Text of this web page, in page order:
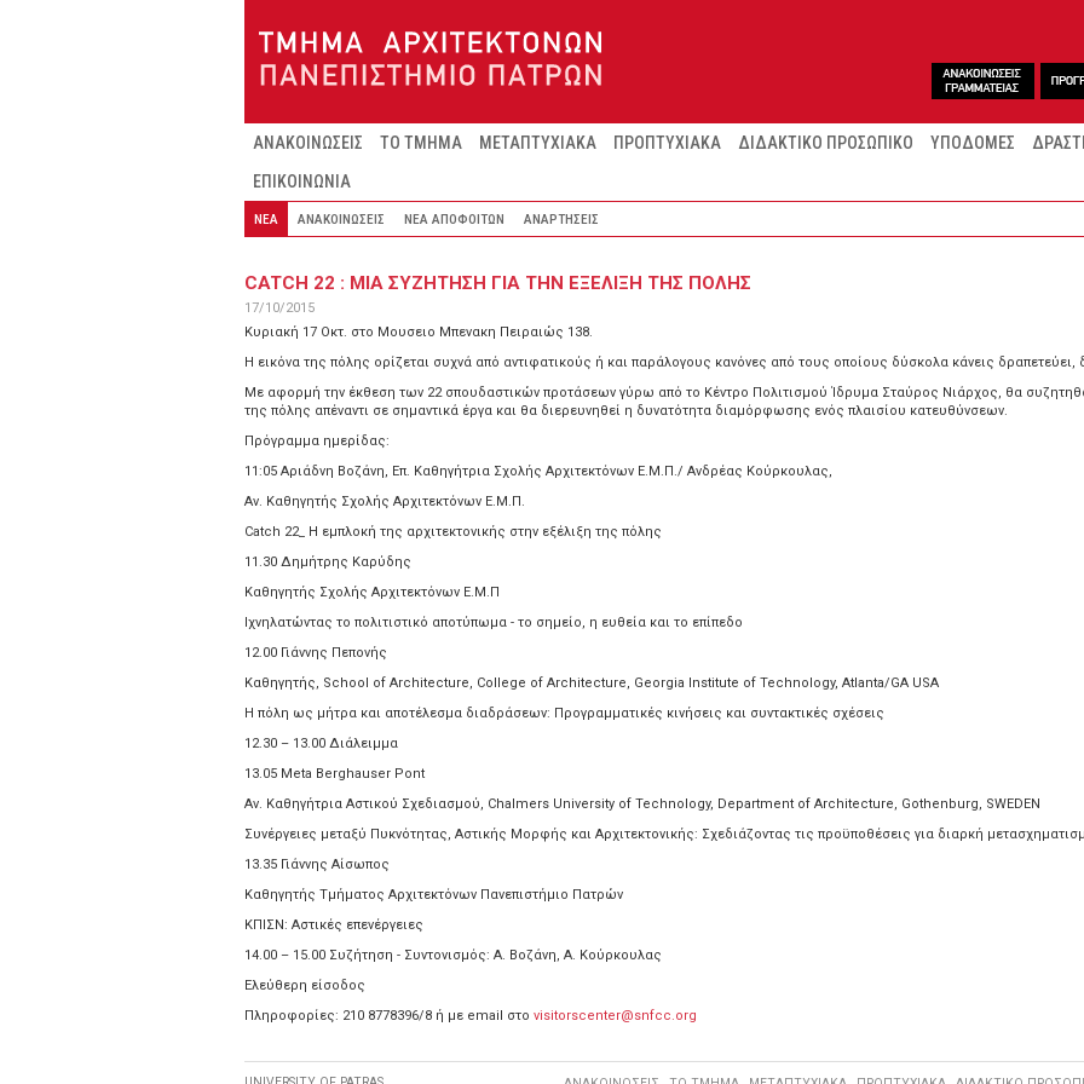
ΑΝΑΚΟΙΝΩΣΕΙΣ ΤΟ ΤΜΗΜΑ ΜΕΤΑΠΤΥΧΙΑΚΑ ΠΡΟΠΤΥΧΙΑΚΑ ΔΙΔΑΚΤΙΚΟ ΠΡΟΣΩΠΙΚΟ ΥΠΟΔΟΜΕΣ
ΕΠΙΚΟΙΝΩΝΙΑ
ΝΕΑ ΑΝΑΚΟΙΝΩΣΕΙΣ ΝΕΑ ΑΠΟΦΟΙΤΩΝ ΑΝΑΡΤΗΣΕΙΣ
CATCH 22 : ΜΙΑ ΣΥΖΗΤΗΣΗ ΓΙΑ ΤΗΝ ΕΞΕΛΙΞΗ ΤΗΣ ΠΟΛΗΣ
17/10/2015
Κυριακή 17 Οκτ. στο Μουσειο Μπενακη Πειραιώς 138.
Η εικόνα της πόλης ορίζεται συχνά από αντιφατικούς ή και παράλογους κανόνες από τους οποίους δύσκολα κάνεις
Με αφορμή την έκθεση των 22 σπουδαστικών προτάσεων γύρω από το Κέντρο Πολιτισμού Ίδρυμα Σταύρος Νιάρχος, θα
της πόλης απέναντι σε σημαντικά έργα και θα διερευνηθεί η δυνατότητα διαμόρφωσης ενός πλαισίου κατευθύνσεων.
Πρόγραμμα ημερίδας:
11:05 Αριάδνη Βοζάνη, Επ. Καθηγήτρια Σχολής Αρχιτεκτόνων Ε.Μ.Π./ Ανδρέας Κούρκουλας,
Αν. Καθηγητής Σχολής Αρχιτεκτόνων Ε.Μ.Π.
Catch 22_ Η εμπλοκή της αρχιτεκτονικής στην εξέλιξη της πόλης
11.30 Δημήτρης Καρύδης
Καθηγητής Σχολής Αρχιτεκτόνων Ε.Μ.Π
Ιχνηλατώντας το πολιτιστικό αποτύπωμα - το σημείο, η ευθεία και το επίπεδο
12.00 Γιάννης Πεπονής
Καθηγητής, School of Architecture, College of Architecture, Georgia Institute of Technology, Atlanta/GA USA
Η πόλη ως μήτρα και αποτέλεσμα διαδράσεων: Προγραμματικές κινήσεις και συντακτικές σχέσεις
12.30 – 13.00 Διάλειμμα
13.05 Meta Berghauser Pont
Αν. Καθηγήτρια Αστικού Σχεδιασμού, Chalmers University of Technology, Department of Architecture, Gothenburg, SWEDEN
Συνέργειες μεταξύ Πυκνότητας, Αστικής Μορφής και Αρχιτεκτονικής: Σχεδιάζοντας τις προϋποθέσεις για διαρκή
13.35 Γιάννης Αίσωπος
Καθηγητής Τμήματος Αρχιτεκτόνων Πανεπιστήμιο Πατρών
ΚΠΙΣΝ: Αστικές επενέργειες
14.00 – 15.00 Συζήτηση - Συντονισμός: Α. Βοζάνη, Α. Κούρκουλας
Ελεύθερη είσοδος
Πληροφορίες: 210 8778396/8 ή με email στο visitorscenter@snfcc.org